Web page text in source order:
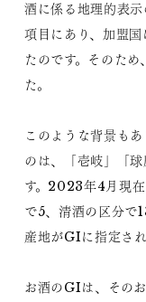
酒に係る地理的表
項目にあり、加盟
たのです。そのた
た。
このような背景も
のは、「壱岐」「
す。2023年4月現
で5、清酒の区分で
産地がGIに指定され
お酒のGIは、その